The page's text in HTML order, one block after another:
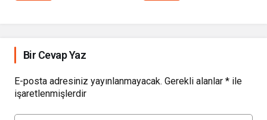
Bir Cevap Yaz
E-posta adresiniz yayınlanmayacak. Gerekli alanlar * ile
işaretlenmişlerdir